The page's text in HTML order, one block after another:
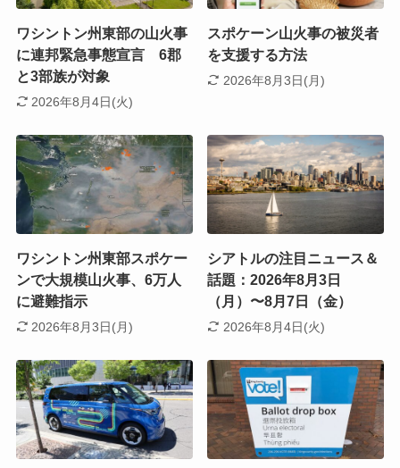
ワシントン州東部の山火事
に連邦緊急事態宣言 6郡
と3部族が対象
2026年8月4日(火)
スポケーン山火事の被災者
を支援する方法
2026年8月3日(月)
ワシントン州東部スポケー
ンで大規模山火事、6万人
に避難指示
2026年8月3日(月)
シアトルの注目ニュース＆
話題：2026年8月3日
（月）〜8月7日（金）
2026年8月4日(火)